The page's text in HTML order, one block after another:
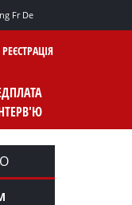
Fr De
РЕЄСТРАЦІЯ